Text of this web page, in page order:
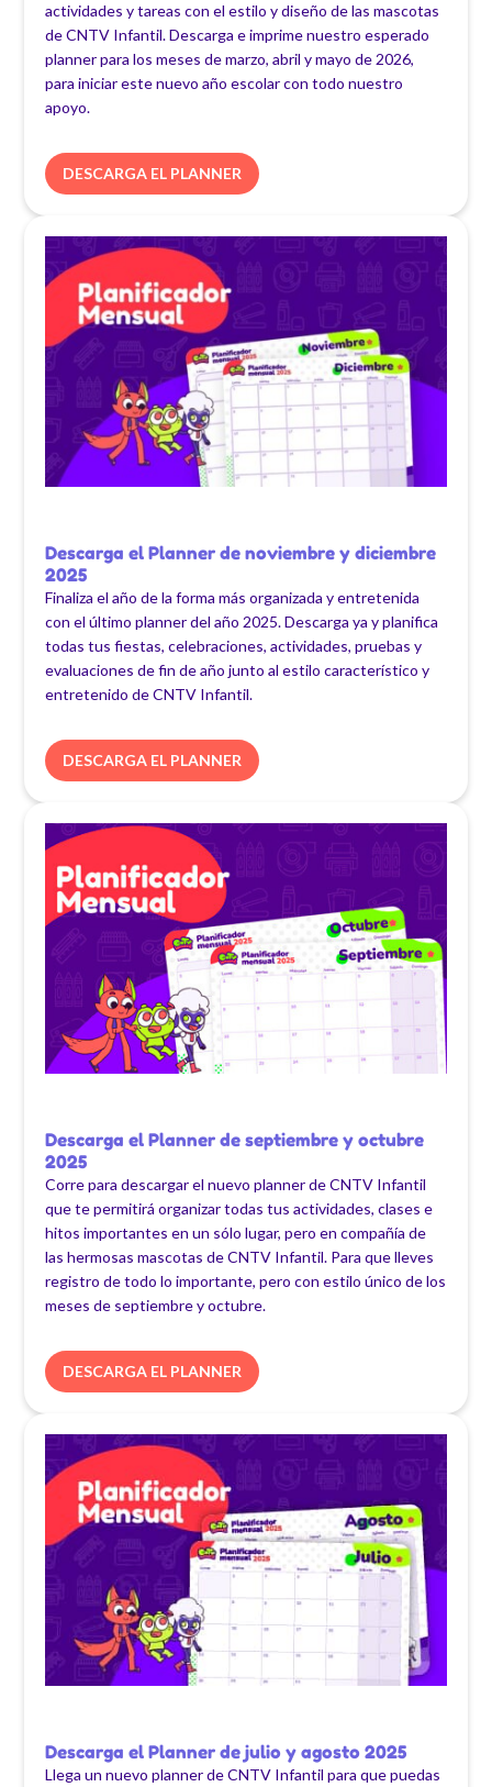
actividades y tareas con el estilo y diseño de las mascotas
de CNTV Infantil. Descarga e imprime nuestro esperado
planner para los meses de marzo, abril y mayo de 2026,
para iniciar este nuevo año escolar con todo nuestro
apoyo.
DESCARGA EL PLANNER
Descarga el Planner de noviembre y diciembre
2025
Finaliza el año de la forma más organizada y entretenida
con el último planner del año 2025. Descarga ya y planifica
todas tus fiestas, celebraciones, actividades, pruebas y
evaluaciones de fin de año junto al estilo característico y
entretenido de CNTV Infantil.
DESCARGA EL PLANNER
Descarga el Planner de septiembre y octubre
2025
Corre para descargar el nuevo planner de CNTV Infantil
que te permitirá organizar todas tus actividades, clases e
hitos importantes en un sólo lugar, pero en compañía de
las hermosas mascotas de CNTV Infantil. Para que lleves
registro de todo lo importante, pero con estilo único de los
meses de septiembre y octubre.
DESCARGA EL PLANNER
Descarga el Planner de julio y agosto 2025
Llega un nuevo planner de CNTV Infantil para que puedas